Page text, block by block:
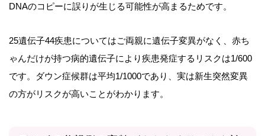
DNAのコピーに誤りが生じる可能性が高まるためです。
25遺伝子44疾患についてはご両親に遺伝子変異がなく、赤ち
ゃんだけが持つ病的遺伝子により疾患発症するリスクは1/600
です。ダウン症候群は平均1/1000であり、実は新生突然変異
の方がリスクが高いことがわかります。